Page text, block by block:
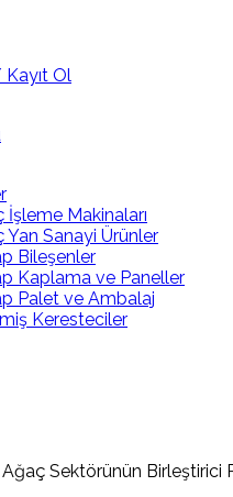
Ol
İşleme Makinaları
Yan Sanayi Ürünler
Bileşenler
Kaplama ve Paneller
Palet ve Ambalaj
Keresteciler
Sektörünün Birleştirici